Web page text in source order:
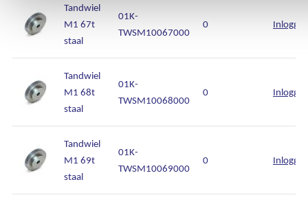
Tandwiel
M1 67t
staal
01K-
TWSM10067000
0 Inloggen
Tandwiel
M1 68t
staal
01K-
TWSM10068000
0 Inloggen
Tandwiel
M1 69t
staal
01K-
TWSM10069000
0 Inloggen